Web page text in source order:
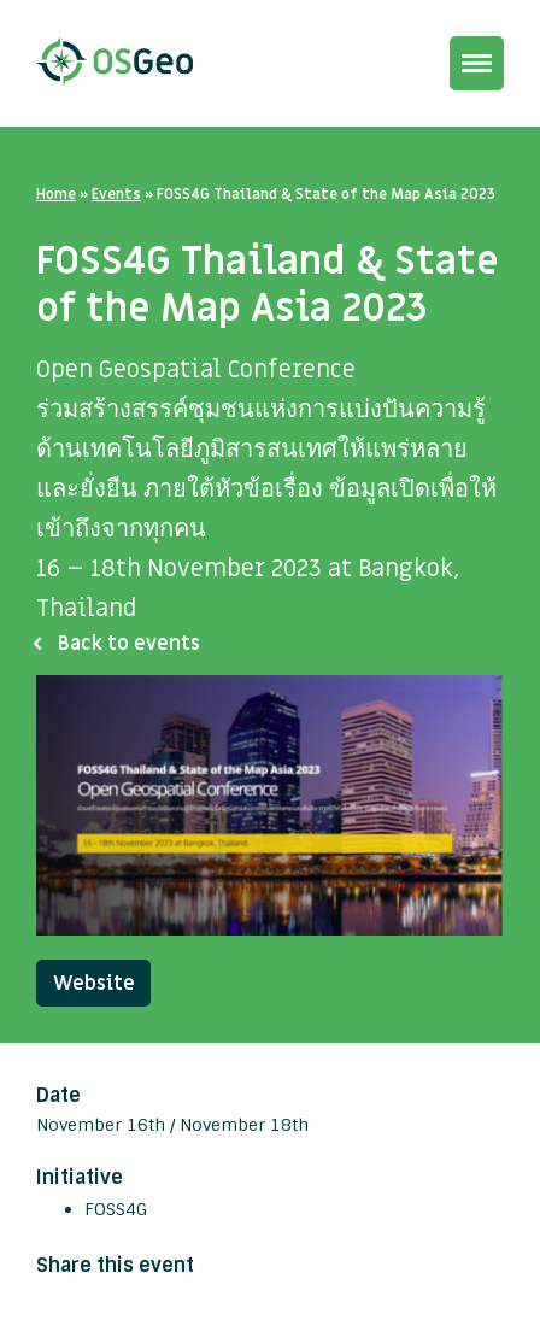
Toggle
Home »Events »FOSS4G Thailand & State of the Map Asia 2023
FOSS4G Thailand & State
of the Map Asia 2023
Open Geospatial Conference
ร่วมสร้างสรรค์ชุมชนแห่งการแบ่งปันความรู้
ด้านเทคโนโลยีภูมิสารสนเทศให้แพร่หลาย
และยั่งยืน ภายใต้หัวข้อเรื่อง ข้อมูลเปิดเพื่อให้
เข้าถึงจากทุกคน
16 – 18th November 2023 at Bangkok,
Thailand
Back to events
Website
Date
November 16th / November 18th
Initiative
FOSS4G
Share this event